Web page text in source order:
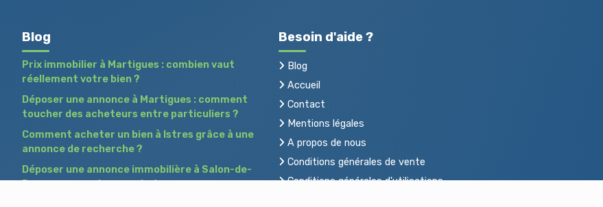
Blog
Prix immobilier à Martigues : combien vaut
réellement votre bien ?
Déposer une annonce à Martigues : comment
toucher des acheteurs entre particuliers ?
Comment acheter un bien à Istres grâce à une
annonce de recherche ?
Déposer une annonce immobilière à Salon-de-
Provence : vendre ou acheter sans agence
Besoin d'aide ?
Blog
Accueil
Contact
Mentions légales
A propos de nous
Conditions générales de vente
Conditions générales d'utilisations